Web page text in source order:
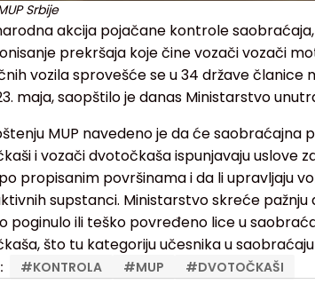
Srbije
akcija pojačane kontrole
prekršaja koje čine vozači vozači
vozila sprovešće se u 34 države članice
maja, saopštilo je danas Ministarstvo
MUP navedeno je da će saobraćajna
i vozači dvotočkaša ispunjavaju uslove
propisanim površinama i da li upravljaju
supstanci. Ministarstvo skreće
poginulo ili teško povređeno lice u
što tu kategoriju učesnika u
#KONTROLA #MUP #DVOTOČKAŠI